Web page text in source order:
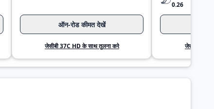
ऑन-रोड कीमत देखें
जेसीबी 37C HD के साथ तुलना करे
0.26
जेसीबी 37C